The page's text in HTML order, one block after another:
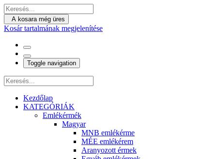
A kosara még üres
Kosár tartalmának megjelenítése
Toggle navigation
Kezdőlap
KATEGÓRIÁK
Emlékérmék
Magyar
MNB emlékérme
MÉE emlékérem
Aranyozott érmek